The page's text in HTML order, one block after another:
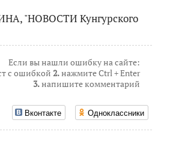
"НОВОСТИ Кунгурского
Если вы нашли ошибку на сайте:
с ошибкой 2.нажмите Ctrl + Enter
3.напишите комментарий
Вконтакте Одноклассники